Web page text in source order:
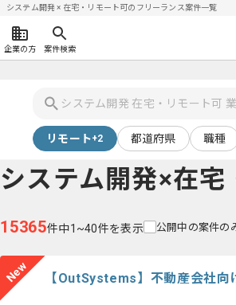
システム開発 × 在宅・リモート可のフリーランス案件一覧
企業の方 案件検索
リモート+2 都道府県 職種
システム開発×在
15365件中1~40件を表示 公開中の案件の
New 【OutSystems】不動産会社